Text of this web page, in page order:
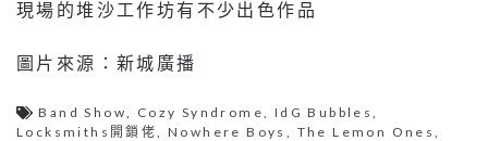
現場的堆沙工作坊有不少出色作品
圖片來源：新城廣播
Band Show Cozy Syndrome IdG Bubbles
Locksmiths開鎖佬
,Nowhere Boys The Lemon Ones